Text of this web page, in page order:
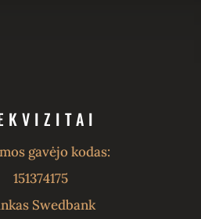
gavėjo kodas:
151374175
Swedbank